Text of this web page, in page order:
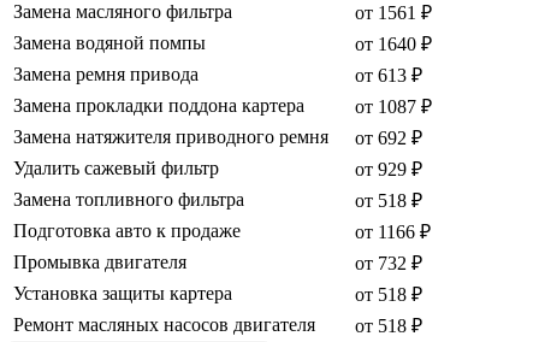
Замена масляного фильтра
от 1561 ₽
Замена водяной помпы
от 1640 ₽
Замена ремня привода
от 613 ₽
Замена прокладки поддона картера
от 1087 ₽
Замена натяжителя приводного ремня
от 692 ₽
Удалить сажевый фильтр
от 929 ₽
Замена топливного фильтра
от 518 ₽
Подготовка авто к продаже
от 1166 ₽
Промывка двигателя
от 732 ₽
Установка защиты картера
от 518 ₽
Ремонт масляных насосов двигателя
от 518 ₽